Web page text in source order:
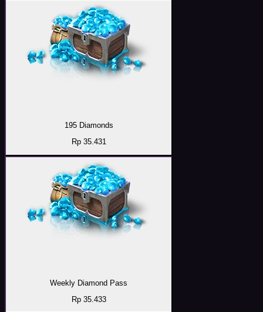
195 Diamonds
Rp 35.431
Weekly Diamond Pass
Rp 35.433